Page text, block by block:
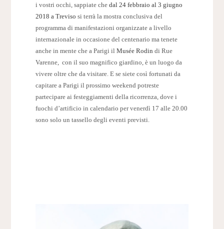
i vostri occhi, sappiate che dal 24 febbraio al 3 giugno
2018 a Treviso si terrà la mostra conclusiva del
programma di manifestazioni organizzate a livello
internazionale in occasione del centenario ma tenete
anche in mente che a Parigi il Musée Rodin di Rue
Varenne, con il suo magnifico giardino, è un luogo da
vivere oltre che da visitare. E se siete così fortunati da
capitare a Parigi il prossimo weekend potreste
partecipare ai festeggiamenti della ricorrenza, dove i
fuochi d’artificio in calendario per venerdì 17 alle 20.00
sono solo un tassello degli eventi previsti.